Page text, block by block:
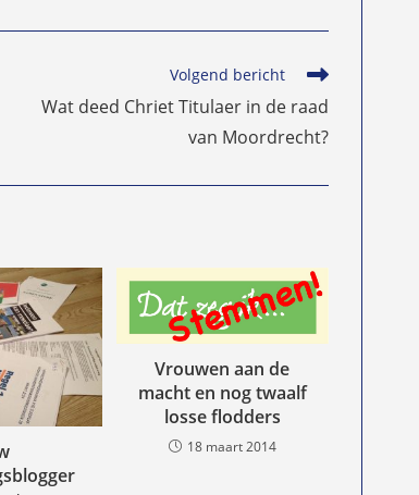
Volgend bericht
Wat deed Chriet Titulaer in de raad
van Moordrecht?
Vrouwen aan de
macht en nog twaalf
losse flodders
18 maart 2014